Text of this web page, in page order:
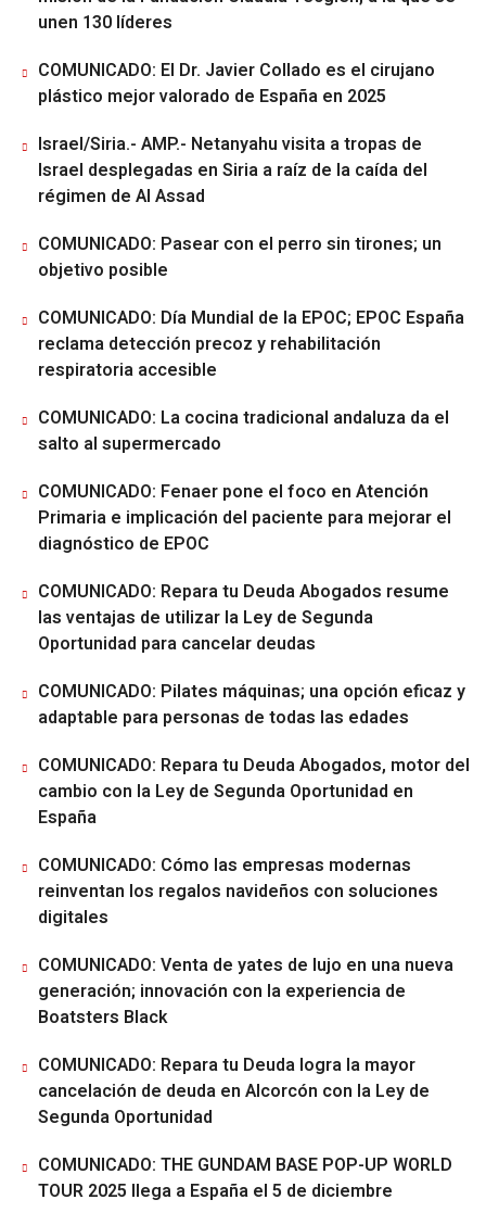
unen 130 líderes
COMUNICADO: El Dr. Javier Collado es el cirujano
plástico mejor valorado de España en 2025
Israel/Siria.- AMP.- Netanyahu visita a tropas de
Israel desplegadas en Siria a raíz de la caída del
régimen de Al Assad
COMUNICADO: Pasear con el perro sin tirones; un
objetivo posible
COMUNICADO: Día Mundial de la EPOC; EPOC España
reclama detección precoz y rehabilitación
respiratoria accesible
COMUNICADO: La cocina tradicional andaluza da el
salto al supermercado
COMUNICADO: Fenaer pone el foco en Atención
Primaria e implicación del paciente para mejorar el
diagnóstico de EPOC
COMUNICADO: Repara tu Deuda Abogados resume
las ventajas de utilizar la Ley de Segunda
Oportunidad para cancelar deudas
COMUNICADO: Pilates máquinas; una opción eficaz y
adaptable para personas de todas las edades
COMUNICADO: Repara tu Deuda Abogados, motor del
cambio con la Ley de Segunda Oportunidad en
España
COMUNICADO: Cómo las empresas modernas
reinventan los regalos navideños con soluciones
digitales
COMUNICADO: Venta de yates de lujo en una nueva
generación; innovación con la experiencia de
Boatsters Black
COMUNICADO: Repara tu Deuda logra la mayor
cancelación de deuda en Alcorcón con la Ley de
Segunda Oportunidad
COMUNICADO: THE GUNDAM BASE POP-UP WORLD
TOUR 2025 llega a España el 5 de diciembre